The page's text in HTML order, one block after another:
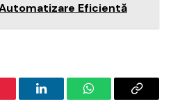
Eficientă
LinkedInWhatsAppCopy